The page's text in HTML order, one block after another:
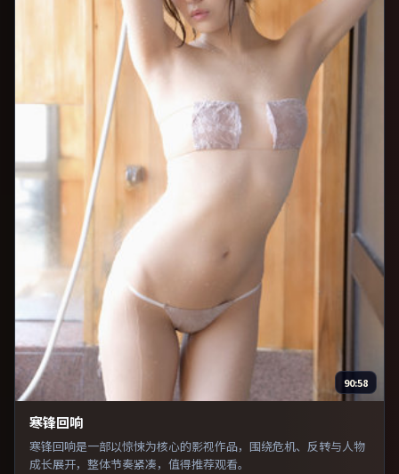
90:58
寒锋回响
寒锋回响是一部以惊悚为核心的影视作品，围绕危机、反转与人物
成长展开，整体节奏紧凑，值得推荐观看。